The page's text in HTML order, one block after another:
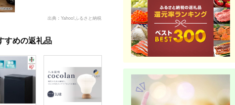
出典：Yahoo!ふるさと納税
すめの返礼品